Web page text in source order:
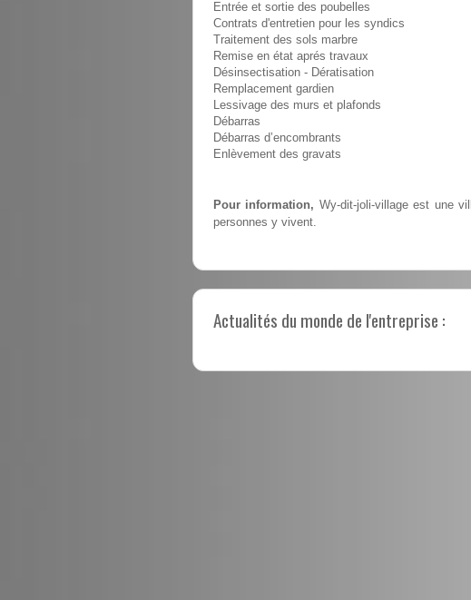
Entrée et sortie des poubelles
Contrats d'entretien pour les syndics
Traitement des sols marbre
Remise en état aprés travaux
Désinsectisation - Dératisation
Remplacement gardien
Lessivage des murs et plafonds
Débarras
Débarras d’encombrants
Enlèvement des gravats
Pour information, Wy-dit-joli-village est une
personnes y vivent.
Actualités du monde de l'entreprise :